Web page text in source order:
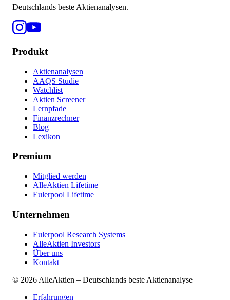
Deutschlands beste Aktienanalysen.
Produkt
Aktienanalysen
AAQS Studie
Watchlist
Aktien Screener
Lernpfade
Finanzrechner
Blog
Lexikon
Premium
Mitglied werden
AlleAktien Lifetime
Eulerpool Lifetime
Unternehmen
Eulerpool Research Systems
AlleAktien Investors
Über uns
Kontakt
© 2026 AlleAktien – Deutschlands beste Aktienanalyse
Erfahrungen